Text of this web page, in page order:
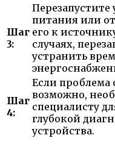
Шаг
3:
питания или
его к
случаях,
устранить
Шаг
4:
Если проблема
возможно,
специалисту
глубокой
устройства.